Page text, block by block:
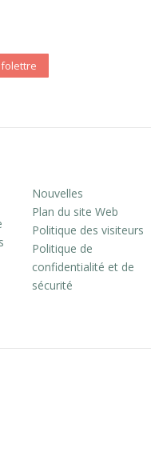
Nouvelles
Plan du site Web
Politique des visiteurs
Politique de
confidentialité et de
sécurité